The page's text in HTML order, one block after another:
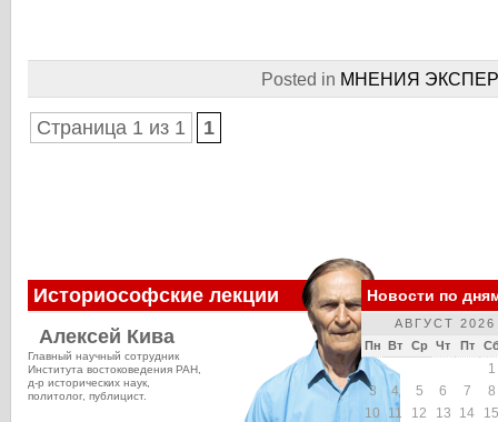
Posted in МНЕНИЯ
Страница 1 из 1 1
Историософские лекции
Алексей Кива
Главный научный сотрудник
Института востоковедения РАН,
д-р исторических наук,
политолог, публицист.
Новости по
АВГУСТ 2026
Пн Вт Ср Чт Пт
1
3
4 5 6 7
8
10
11 12 13 14
15